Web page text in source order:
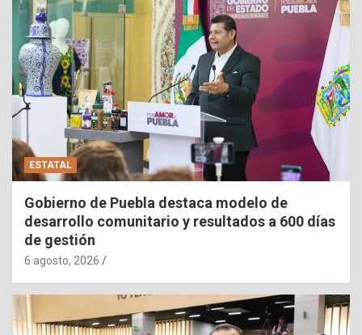
ESTATAL
Gobierno de Puebla destaca modelo de
desarrollo comunitario y resultados a 600 días
de gestión
6 agosto, 2026